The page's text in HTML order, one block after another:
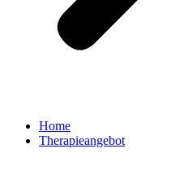
Home
Therapieangebot